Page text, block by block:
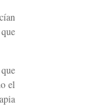
el